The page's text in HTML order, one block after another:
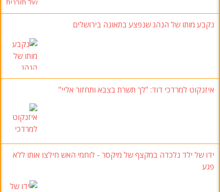
נקבע מותו של הנהג שנפצע בתאונה בירושלים
איזנקוט למרדכי דוד: "לך תשרת בצבא ותחזור אליי"
ידו של ילד נלכדה במקצף של מיקסר - לוחמי האש חילצו אותו ללא
פגע